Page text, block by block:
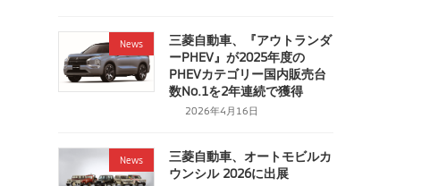
News
三菱自動車、『アウトランダ
ーPHEV』が2025年度の
PHEVカテゴリー国内販売台
数No.1を2年連続で獲得
2026年4月16日
News
三菱自動車、オートモビルカ
ウンシル 2026に出展